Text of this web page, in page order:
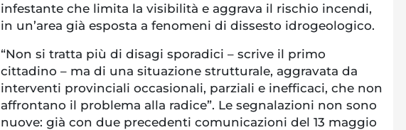
infestante che limita la visibilità e aggrava il rischio incendi,
in un’area già esposta a fenomeni di dissesto idrogeologico.
“Non si tratta più di disagi sporadici – scrive il primo
cittadino – ma di una situazione strutturale, aggravata da
interventi provinciali occasionali, parziali e inefficaci, che non
affrontano il problema alla radice”. Le segnalazioni non sono
nuove: già con due precedenti comunicazioni del 13 maggio